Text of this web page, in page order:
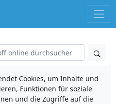
Cookies, um Inhalte und
Funktionen für soziale
und die Zugriffe auf die